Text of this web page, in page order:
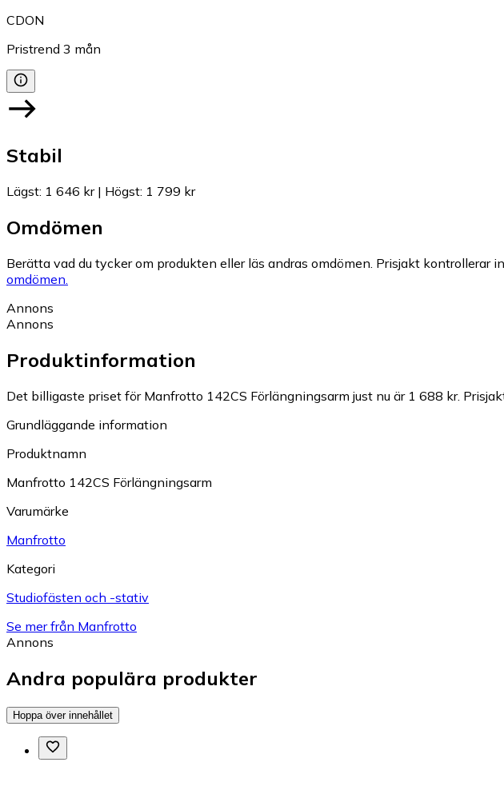
CDON
Pristrend 3 mån
Stabil
Lägst: 1 646 kr| Högst: 1 799 kr
Omdömen
Berätta vad du tycker om produkten eller läs andras omdömen. Prisjakt
omdömen.
Annons
Annons
Produktinformation
Det billigaste priset för Manfrotto 142CS Förlängningsarm just nu är 1 688 kr.
Grundläggande information
Produktnamn
Manfrotto 142CS Förlängningsarm
Varumärke
Manfrotto
Kategori
Studiofästen och -stativ
Se mer från Manfrotto
Annons
Andra populära produkter
Hoppa över innehållet